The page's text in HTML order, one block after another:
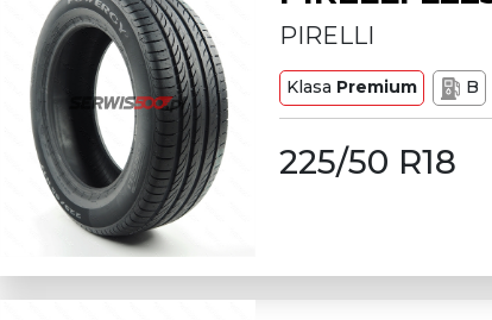
PIRELLI
Klasa Premium B
225/50 R18